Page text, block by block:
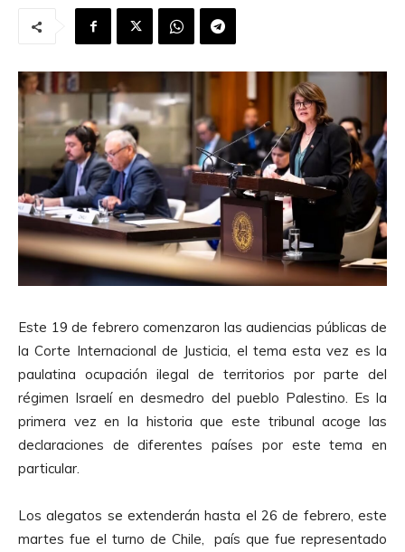
Este 19 de febrero comenzaron las audiencias públicas de
la Corte Internacional de Justicia, el tema esta vez es la
paulatina ocupación ilegal de territorios por parte del
régimen Israelí en desmedro del pueblo Palestino. Es la
primera vez en la historia que este tribunal acoge las
declaraciones de diferentes países por este tema en
particular.
Los alegatos se extenderán hasta el 26 de febrero, este
martes fue el turno de Chile, país que fue representado